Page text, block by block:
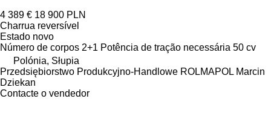
4 389 € 18 900 PLN
Charrua reversível
Estado novo
Número de corpos 2+1 Potência de tração necessária 50 cv
Polónia, Słupia
Przedsiębiorstwo Produkcyjno-Handlowe ROLMAPOL Marcin
Dziekan
Contacte o vendedor